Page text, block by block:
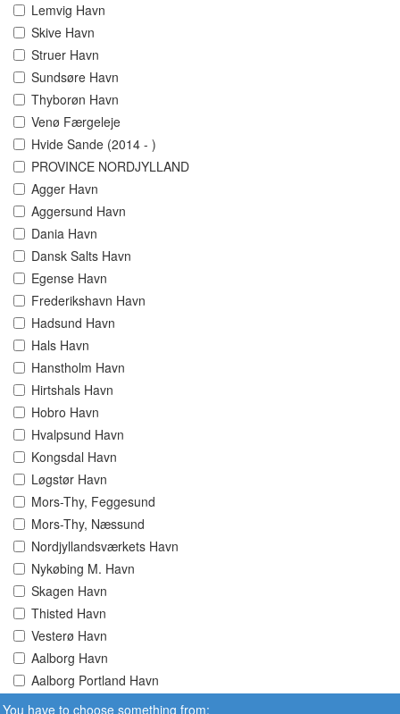
Lemvig Havn
Skive Havn
Struer Havn
Sundsøre Havn
Thyborøn Havn
Venø Færgeleje
Hvide Sande (2014 - )
PROVINCE NORDJYLLAND
Agger Havn
Aggersund Havn
Dania Havn
Dansk Salts Havn
Egense Havn
Frederikshavn Havn
Hadsund Havn
Hals Havn
Hanstholm Havn
Hirtshals Havn
Hobro Havn
Hvalpsund Havn
Kongsdal Havn
Løgstør Havn
Mors-Thy, Feggesund
Mors-Thy, Næssund
Nordjyllandsværkets Havn
Nykøbing M. Havn
Skagen Havn
Thisted Havn
Vesterø Havn
Aalborg Havn
Aalborg Portland Havn
You have to choose something from: